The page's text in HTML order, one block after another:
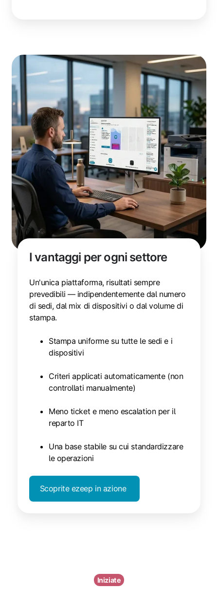
I vantaggi per ogni settore
Un'unica piattaforma, risultati sempre
prevedibili — indipendentemente dal numero
di sedi, dal mix di dispositivi o dal volume di
stampa.
Stampa uniforme su tutte le sedi e i
dispositivi
Criteri applicati automaticamente (non
controllati manualmente)
Meno ticket e meno escalation per il
reparto IT
Una base stabile su cui standardizzare
le operazioni
Scoprite ezeep in azione
Iniziate